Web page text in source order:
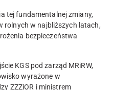
tej fundamentalnej zmiany,
rolnych w najbliższych latach,
bezpieczeństwa
KGS pod zarząd MRiRW,
wyrażone w
ZZZiOR i ministrem